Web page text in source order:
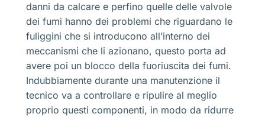
danni da calcare e perfino quelle delle valvole
dei fumi hanno dei problemi che riguardano le
fuliggini che si introducono all’interno dei
meccanismi che li azionano, questo porta ad
avere poi un blocco della fuoriuscita dei fumi.
Indubbiamente durante una manutenzione il
tecnico va a controllare e ripulire al meglio
proprio questi componenti, in modo da ridurre